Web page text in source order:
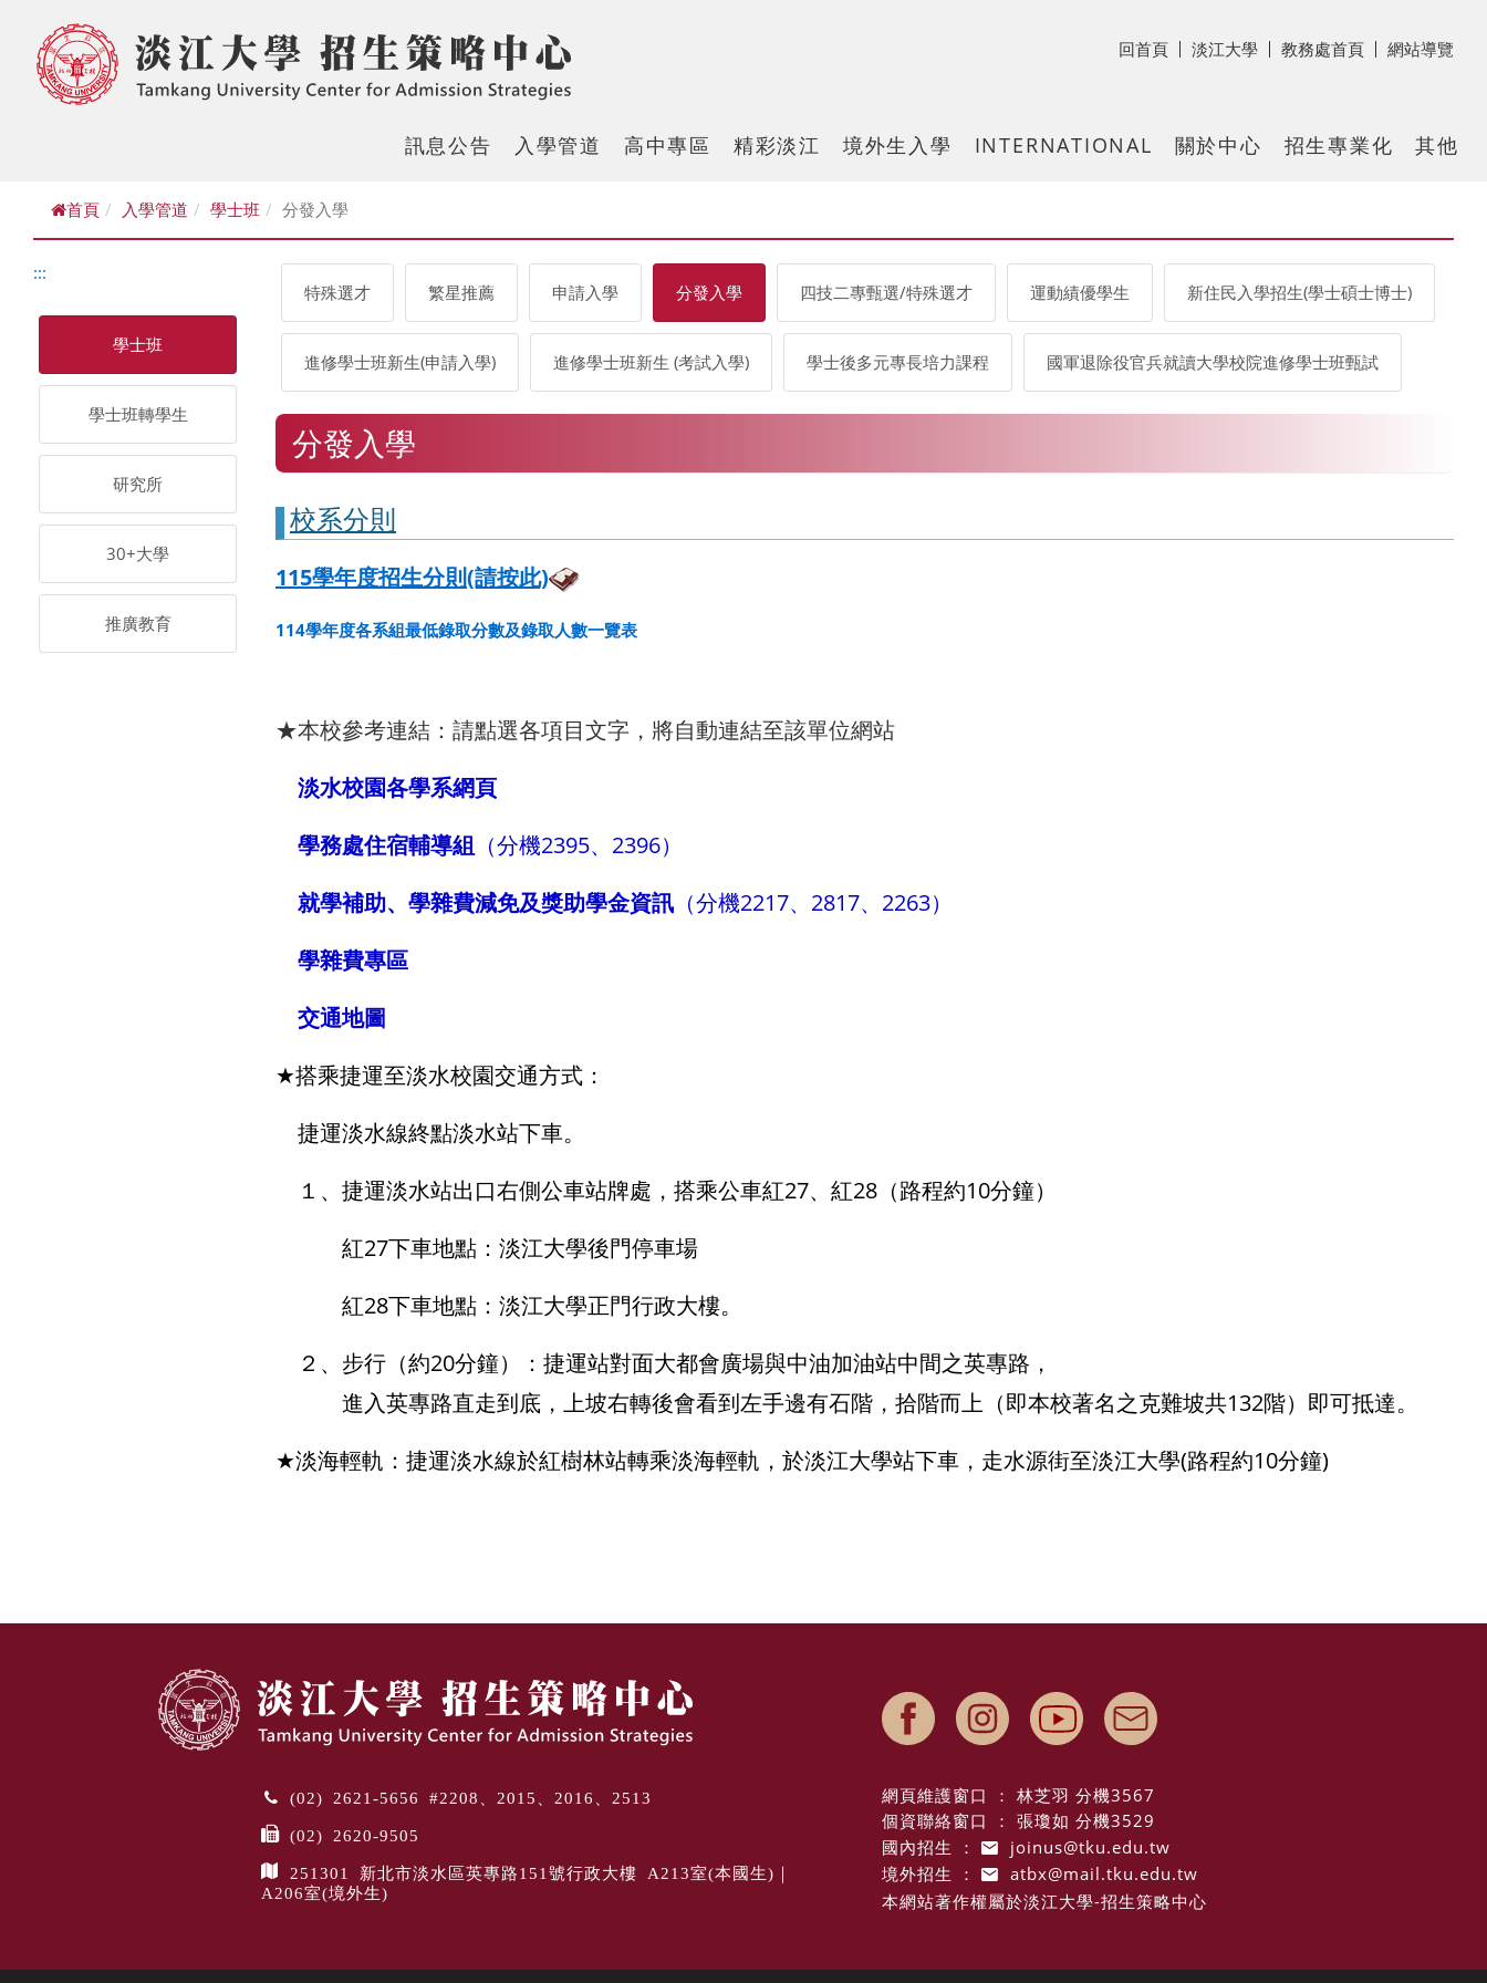
回首頁 淡江大學 教務處首頁 網站導覽
訊息公告 入學管道 高中專區 精彩淡江 境外生入學 INTERNATIONAL 關於中心 招生專業化 其他
首頁 入學管道 學士班 分發入學
:::
學士班
學士班轉學生
研究所
30+大學
推廣教育
特殊選才 繁星推薦 申請入學 分發入學 四技二專甄選/特殊選才 運動績優學生 新住民入學招生(學士碩士博士)
進修學士班新生(申請入學) 進修學士班新生 (考試入學) 學士後多元專長培力課程 國軍退除役官兵就讀大學校院進修學士班甄試
分發入學
校系分則
115學年度招生分則(請按此)
114學年度各系組最低錄取分數及錄取人數一覽表
★本校參考連結：請點選各項目文字，將自動連結至該單位網站
淡水校園各學系網頁
學務處住宿輔導組 （分機2395、2396）
就學補助、學雜費減免及獎助學金資訊 （分機2217、2817、2263）
學雜費專區
交通地圖
★搭乘捷運至淡水校園交通方式：
捷運淡水線終點淡水站下車。
１、捷運淡水站出口右側公車站牌處，搭乘公車紅27、紅28（路程約10分鐘）
紅27下車地點：淡江大學後門停車場
紅28下車地點：淡江大學正門行政大樓。
２、步行（約20分鐘）：捷運站對面大都會廣場與中油加油站中間之英專路，
進入英專路直走到底，上坡右轉後會看到左手邊有石階，拾階而上（即本校著名之克難坡共132階）即可抵達。
★淡海輕軌：捷運淡水線於紅樹林站轉乘淡海輕軌，於淡江大學站下車，走水源街至淡江大學(路程約10分鐘)
(02) 2621-5656 #2208、2015、2016、2513
(02) 2620-9505
251301 新北市淡水區英專路151號行政大樓 A213室(本國生)｜
A206室(境外生)
網頁維護窗口 ： 林芝羽 分機3567
個資聯絡窗口 ： 張瓊如 分機3529
國內招生 ：
joinus@tku.edu.tw
境外招生 ：
atbx@mail.tku.edu.tw
本網站著作權屬於淡江大學-招生策略中心